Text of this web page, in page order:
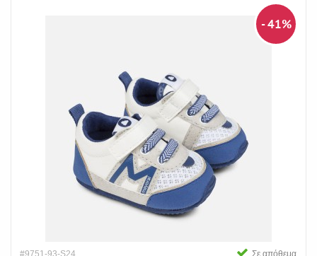
- 41%
#9751-93-S24 Σε απόθεμα